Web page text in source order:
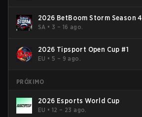
2026 BetBoom Storm Season 4
SA • 3 – 16 ago.
2026 Tipsport Open Cup #1
EU •5 – 9 ago.
PRÓXIMO
2026 Esports World Cup
EU •12 – 23 ago.